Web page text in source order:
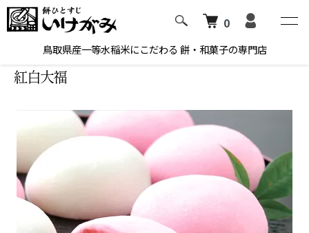
0
鳥取県産一等水稲米にこだわる 餅・和菓子の専門店
紅白大福